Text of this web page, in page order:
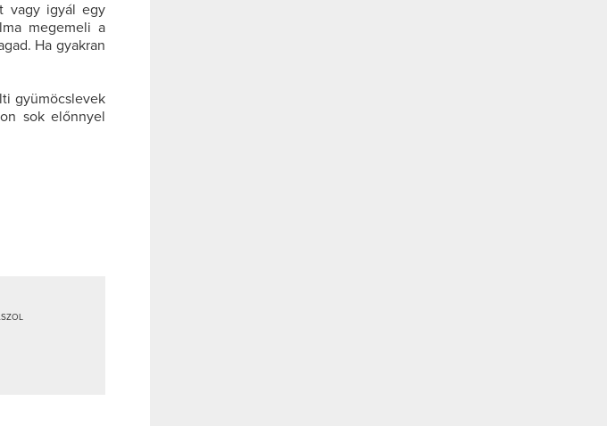
vagy igyál egy
megemeli a
Ha gyakran
gyümöcslevek
sok előnnyel